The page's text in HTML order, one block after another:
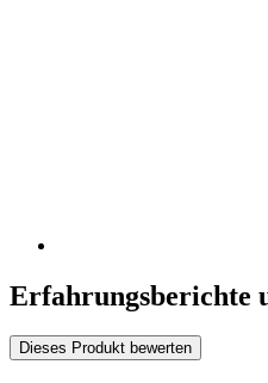
Erfahrungsberichte
Dieses Produkt bewerten